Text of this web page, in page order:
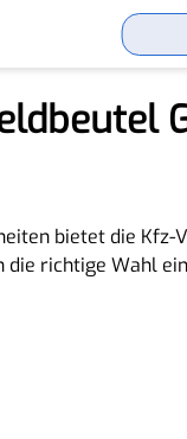
bietet die
die richtige Wahl